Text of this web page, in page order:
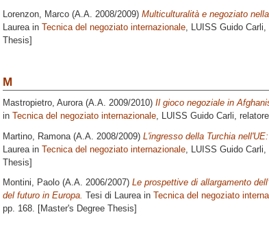
Lorenzon, Marco (A.A. 2008/2009) Multiculturalità e negoziato
Laurea in Tecnica del negoziato internazionale, LUISS Guido Carli,
Thesis]
M
Mastropietro, Aurora(A.A. 2009/2010) Il gioco negoziale in
in Tecnica del negoziato internazionale, LUISS Guido Carli, relatore
Martino, Ramona (A.A. 2008/2009) L'ingresso della Turchia
Laurea in Tecnica del negoziato internazionale , LUISS Guido
Thesis]
Montini, Paolo (A.A. 2006/2007) Le prospettive di allargamento
del futuro in Europa. Tesi di Laurea in Tecnica del negoziato
pp. 168. [Master's Degree Thesis]